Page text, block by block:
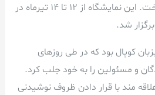
پرداخت. این نمایشگاه از 12 تا 14 تیرماه در
شد.
میزبان کوپال بود که در طی روزهای
و مسئولین را به خود جلب کرد.
مند با قرار دادن ظروف نوشیدنی